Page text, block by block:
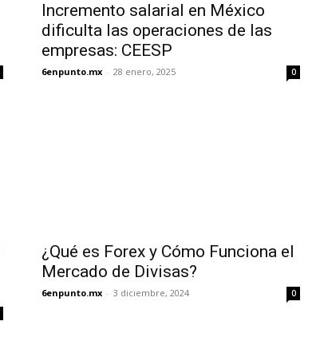
Incremento salarial en México
dificulta las operaciones de las
empresas: CEESP
6enpunto.mx - 28 enero, 2025 0
¿Qué es Forex y Cómo Funciona el
Mercado de Divisas?
6enpunto.mx - 3 diciembre, 2024 0